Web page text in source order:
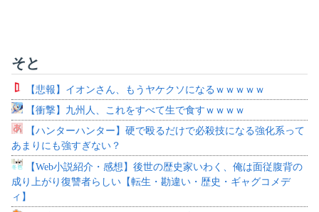
そと
【悲報】イオンさん、もうヤケクソになるｗｗｗｗｗ
【衝撃】九州人、これをすべて生で食すｗｗｗｗ
【ハンターハンター】硬で殴るだけで必殺技になる強化系って
あまりにも強すぎない？
【Web小説紹介・感想】後世の歴史家いわく、俺は面従腹背の
成り上がり復讐者らしい【転生・勘違い・歴史・ギャグコメデ
ィ】